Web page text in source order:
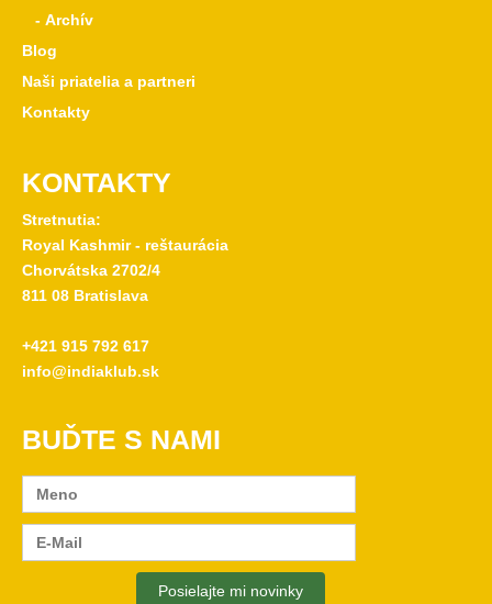
- Archív
Blog
Naši priatelia a partneri
Kontakty
KONTAKTY
Stretnutia:
Royal Kashmir - reštaurácia
Chorvátska 2702/4
811 08 Bratislava
+421 915 792 617
info@indiaklub.sk
BUĎTE S NAMI